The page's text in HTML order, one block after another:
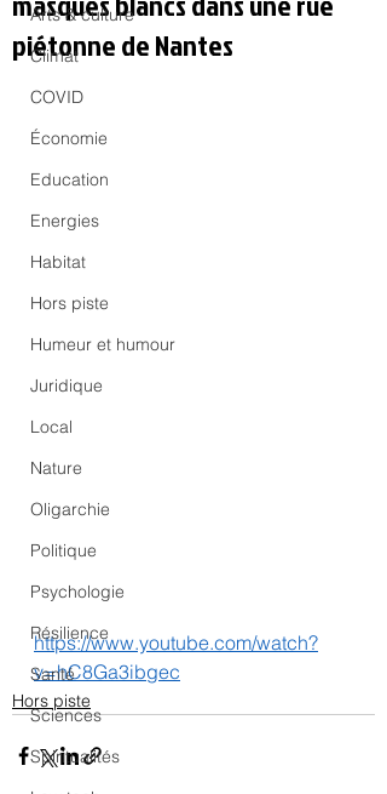
Arts & culture
Climat
COVID
Économie
Education
Energies
Habitat
Hors piste
Humeur et humour
Juridique
Local
Nature
Oligarchie
Politique
Psychologie
Résilience
Santé
Sciences
Spiritualités
piétonne de Nantes
https://www.youtube.com/watch?
v=hC8Ga3ibgec
Hors piste